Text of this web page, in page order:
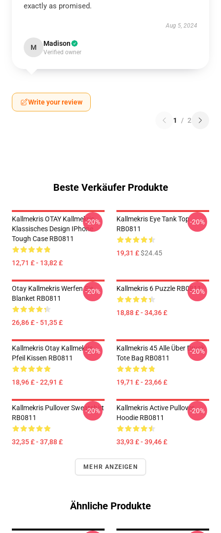
exactly as promised.
Aug 5, 2024
M Madison
Verified owner
Write your review
1 / 2
Beste Verkäufer Produkte
Kallmekris OTAY Kallmekris
Klassisches Design IPhone
Tough Case RB0811
12,71 £ - 13,82 £
-20%
Kallmekris Eye Tank Top
RB0811
19,31 £$24.45
-20%
Otay Kallmekris Werfen Sie
Blanket RB0811
26,86 £ - 51,35 £
-20% Kallmekris 6 Puzzle RB0811
18,88 £ - 34,36 £
-20%
Kallmekris Otay Kallmekris
Pfeil Kissen RB0811
18,96 £ - 22,91 £
-20%
Kallmekris 45 Alle Über Druck
Tote Bag RB0811
19,71 £ - 23,66 £
-20%
Kallmekris Pullover Sweatshirt
RB0811
32,35 £ - 37,88 £
-20%
Kallmekris Active Pullover
Hoodie RB0811
33,93 £ - 39,46 £
-20%
MEHR ANZEIGEN
Ähnliche Produkte